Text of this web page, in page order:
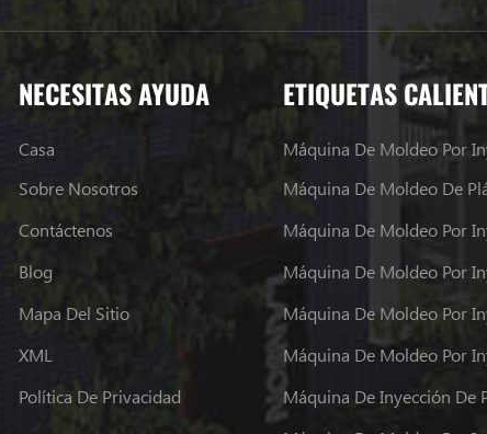
NECESITAS AYUDA
Casa
Sobre Nosotros
Contáctenos
Blog
Mapa Del Sitio
XML
Política De Privacidad
ETIQUETAS
Máquina De Moldeo Por
Máquina De Moldeo De
Máquina De Moldeo Por
Máquina De Moldeo Por
Máquina De Inyección De